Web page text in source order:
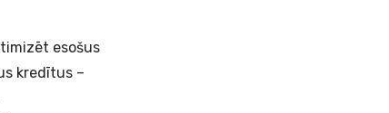
esošus
kredītus –